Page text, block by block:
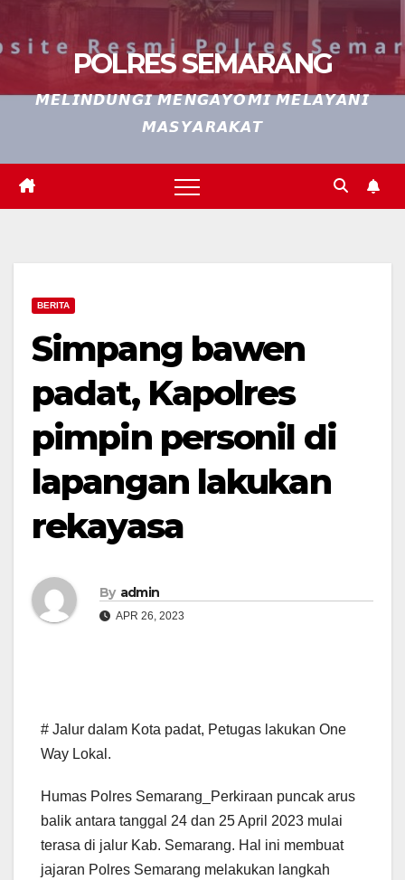
POLRES SEMARANG
𝙈𝙀𝙇𝙄𝙉𝘿𝙐𝙉𝙂𝙄 𝙈𝙀𝙉𝙂𝘼𝙔𝙊𝙈𝙄 𝙈𝙀𝙇𝘼𝙔𝘼𝙉𝙄
𝙈𝘼𝙎𝙔𝘼𝙍𝘼𝙆𝘼𝙏
BERITA
Simpang bawen
padat, Kapolres
pimpin personil di
lapangan lakukan
rekayasa
By admin
APR 26, 2023
# Jalur dalam Kota padat, Petugas lakukan One
Way Lokal.
Humas Polres Semarang_Perkiraan puncak arus
balik antara tanggal 24 dan 25 April 2023 mulai
terasa di jalur Kab. Semarang. Hal ini membuat
jajaran Polres Semarang melakukan langkah